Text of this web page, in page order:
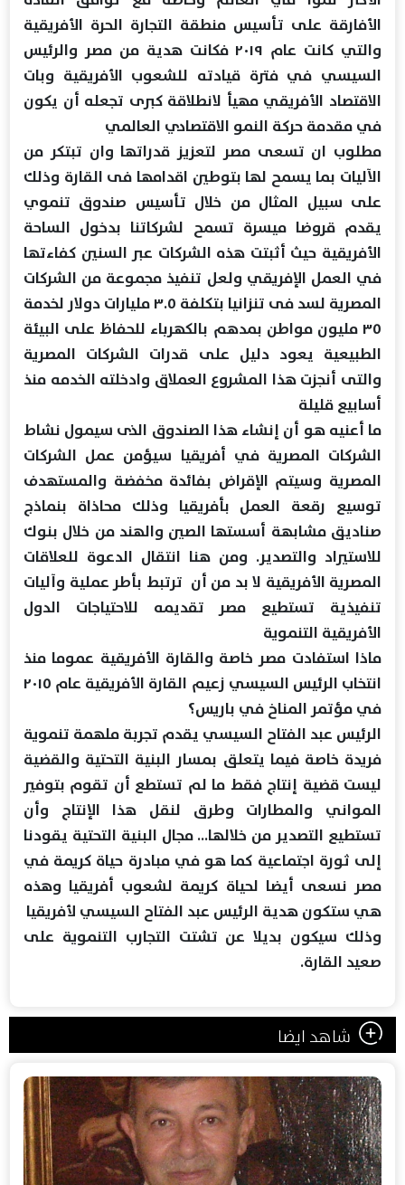
الأفارقة على تأسيس منطقة التجارة الحرة الأفريقية
والتي كانت عام ٢٠١٩ فكانت هدية من مصر والرئيس
السيسي في فترة قيادته للشعوب الأفريقية وبات
الاقتصاد الأفريقي مهيأ لانطلاقة كبرى تجعله أن يكون
في مقدمة حركة النمو الاقتصادي العالمي
مطلوب ان تسعى مصر لتعزيز قدراتها وان تبتكر من
الآليات بما يسمح لها بتوطين اقدامها فى القارة وذلك
على سبيل المثال من خلال تأسيس صندوق تنموي
يقدم قروضا ميسرة تسمح لشركاتنا بدخول الساحة
الأفريقية حيث أثبتت هذه الشركات عبر السنين كفاءتها
في العمل الإفريقي ولعل تنفيذ مجموعة من الشركات
المصرية لسد فى تنزانيا بتكلفة ٣.٥ مليارات دولار لخدمة
٣٥ مليون مواطن بمدهم بالكهرباء للحفاظ على البيئة
الطبيعية يعود دليل على قدرات الشركات المصرية
والتى أنجزت هذا المشروع العملاق وادخلته الخدمه منذ
أسابيع قليلة
ما أعنيه هو أن إنشاء هذا الصندوق الذى سيمول نشاط
الشركات المصرية في أفريقيا سيؤمن عمل الشركات
المصرية وسيتم الإقراض بفائدة مخفضة والمستهدف
توسيع رقعة العمل بأفريقيا وذلك محاذاة بنماذج
صناديق مشابهة أسستها الصين والهند من خلال بنوك
للاستيراد والتصدير. ومن هنا انتقال الدعوة للعلاقات
المصرية الأفريقية لا بد من أن ترتبط بأطر عملية وآليات
تنفيذية تستطيع مصر تقديمه للاحتياجات الدول
الأفريقية التنموية
ماذا استفادت مصر خاصة والقارة الأفريقية عموما منذ
انتخاب الرئيس السيسي زعيم القارة الأفريقية عام ٢٠١٥
في مؤتمر المناخ في باريس؟
الرئيس عبد الفتاح السيسي يقدم تجربة ملهمة تنموية
فريدة خاصة فيما يتعلق بمسار البنية التحتية والقضية
ليست قضية إنتاج فقط ما لم تستطع أن تقوم بتوفير
المواني والمطارات وطرق لنقل هذا الإنتاج وأن
تستطيع التصدير من خلالها... مجال البنية التحتية يقودنا
إلى ثورة اجتماعية كما هو في مبادرة حياة كريمة في
مصر نسعى أيضا لحياة كريمة لشعوب أفريقيا وهذه
هي ستكون هدية الرئيس عبد الفتاح السيسي لأفريقيا
وذلك سيكون بديلا عن تشتت التجارب التنموية على
صعيد القارة.
شاهد ايضا